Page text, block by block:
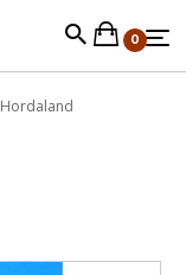
0
Hordaland